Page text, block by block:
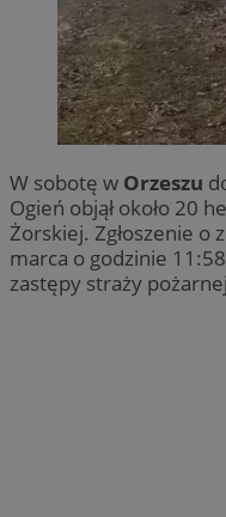
W sobotę w Orzeszu
Ogień objął około 20
Żorskiej. Zgłoszenie o
marca o godzinie
zastępy straży